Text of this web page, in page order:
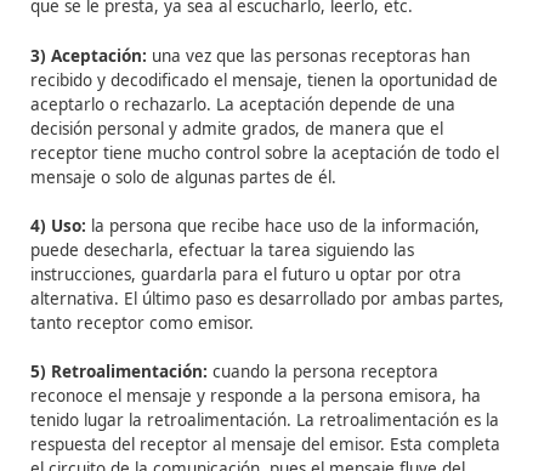
El receptor desarrolla los siguientes pasos:
1) Recepción:la transmisión permite a otra persona
mensaje. La iniciativa pasa a las personas receptoras,
preparan para recibir el mensaje.
2) Decodificación:
mensajes a una versión comprensible para la persona
receptora. La persona emisora quiere que la persona
receptora comprenda el mensaje en la forma en que
transmitido, por lo que utiliza códigos comprensibles